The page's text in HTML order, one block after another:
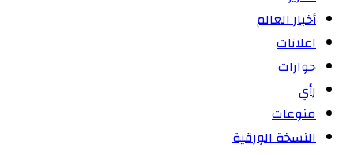
أخبار العالم
اعلانات
حوارات
رأي
منوعات
النسخة الورقية